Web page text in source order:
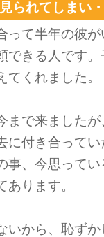
られてしまい
って半年の彼
できる人です
くれました。
まで来ました
に付き合って
事、今思って
ります。
いから、恥ず